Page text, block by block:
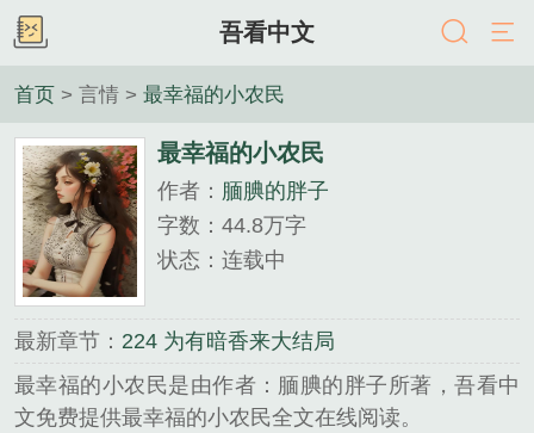
吾看中文
首页 > 言情 > 最幸福的小农民
最幸福的小农民
作者： 腼腆的胖子
字数：44.8万字
状态：连载中
最新章节： 224 为有暗香来大结局
最幸福的小农民是由作者：腼腆的胖子所著，吾看中
文免费提供最幸福的小农民全文在线阅读。